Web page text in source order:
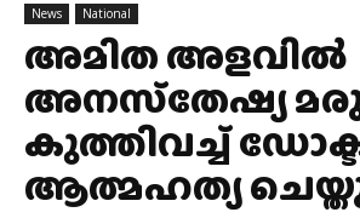
News National
അമിത അളവില്‍
അനസ്‌തേഷ്യ
കുത്തിവച്ച്
ആത്മഹത്യ